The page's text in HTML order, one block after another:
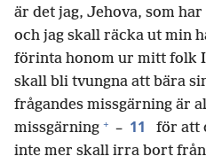
är det jag, Jehova, som
och jag skall räcka ut min
förinta honom ur mitt folk
skall bli tvungna att bära
frågandes missgärning är
missgärning + – 11
för att
inte mer skall irra bort